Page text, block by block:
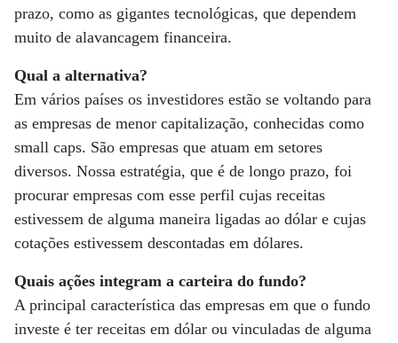
prazo, como as gigantes tecnológicas, que dependem
muito de alavancagem financeira.
Qual a alternativa?
Em vários países os investidores estão se voltando para
as empresas de menor capitalização, conhecidas como
small caps. São empresas que atuam em setores
diversos. Nossa estratégia, que é de longo prazo, foi
procurar empresas com esse perfil cujas receitas
estivessem de alguma maneira ligadas ao dólar e cujas
cotações estivessem descontadas em dólares.
Quais ações integram a carteira do fundo?
A principal característica das empresas em que o fundo
investe é ter receitas em dólar ou vinculadas de alguma